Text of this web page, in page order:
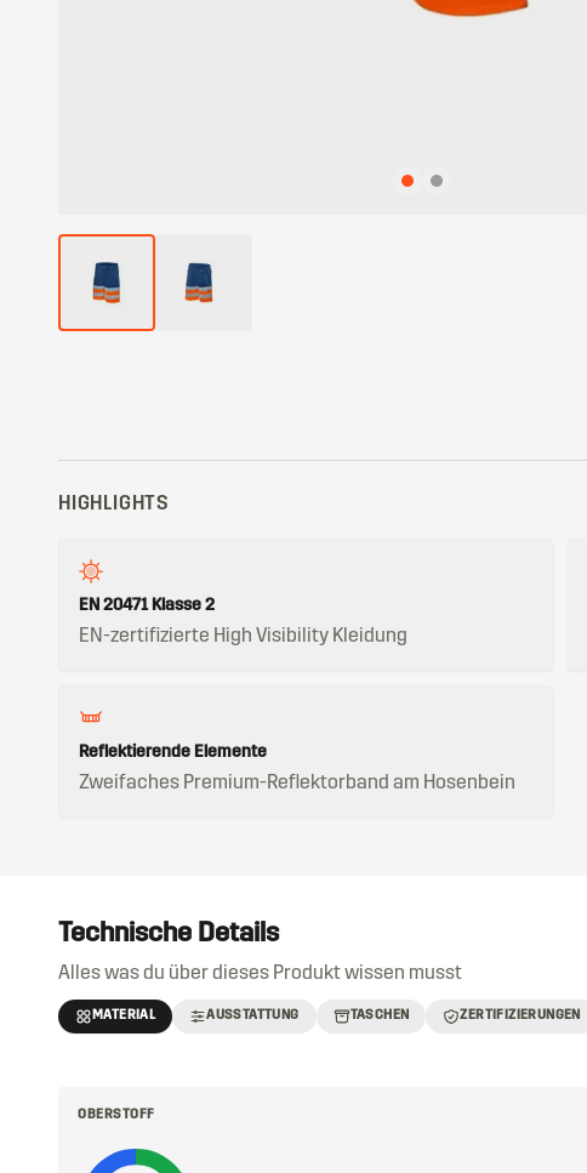
HIGHLIGHTS
EN 20471 Klasse 2
EN-zertifizierte High Visibility Kleidung
Reflektierende Elemente
Zweifaches Premium-Reflektorband am Hosenbein
Technische Details
Alles was du über dieses Produkt wissen musst
MATERIAL AUSSTATTUNG TASCHEN ZERTIFIZIERUNGEN
OBERSTOFF